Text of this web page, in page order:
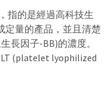
指的是經過高科技生
定量的產品，並且清楚
長因子-BB)的濃度。
(platelet lyophilized